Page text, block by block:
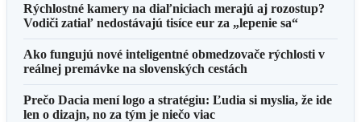
Rýchlostné kamery na diaľniciach merajú aj rozostup?
Vodiči zatiaľ nedostávajú tisíce eur za „lepenie sa“
Ako fungujú nové inteligentné obmedzovače rýchlosti v
reálnej premávke na slovenských cestách
Prečo Dacia mení logo a stratégiu: Ľudia si myslia, že ide
len o dizajn, no za tým je niečo viac